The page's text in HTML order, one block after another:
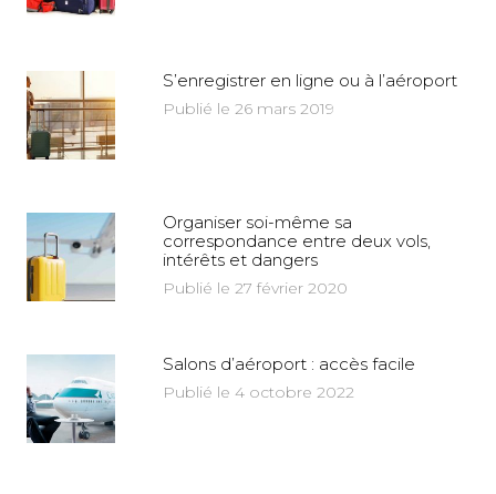
S’enregistrer en ligne ou à l’aéroport
Publié le 26 mars 2019
Organiser soi-même sa
correspondance entre deux vols,
intérêts et dangers
Publié le 27 février 2020
Salons d’aéroport : accès facile
Publié le 4 octobre 2022